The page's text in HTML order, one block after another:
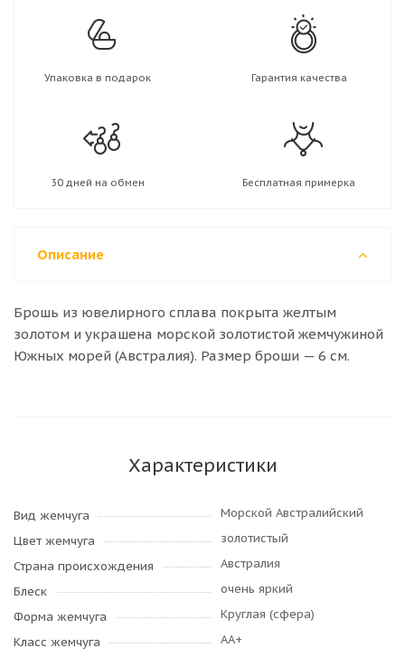
Упаковка в подарок Гарантия качества
30 дней на обмен Бесплатная примерка
Описание
Брошь из ювелирного сплава покрыта желтым
золотом и украшена морской золотистой жемчужиной
Южных морей (Австралия). Размер броши — 6 см.
Характеристики
Вид жемчуга
Морской Австралийский
Цвет жемчуга
золотистый
Страна происхождения
Австралия
Блеск
очень яркий
Форма жемчуга
Круглая (сфера)
Класс жемчуга
AA+